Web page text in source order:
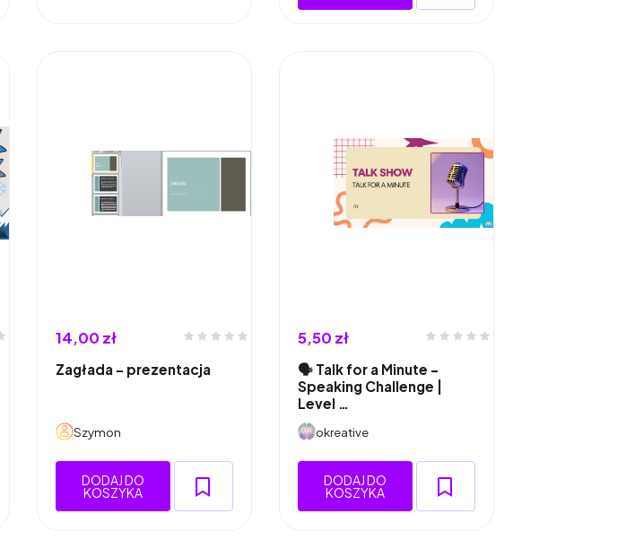
14,00 zł
Zagłada - prezentacja
Szymon
DODAJ DO
KOSZYKA
5,50 zł
🗣️ Talk for a Minute –
Speaking Challenge |
Level …
okreative
DODAJ DO
KOSZYKA